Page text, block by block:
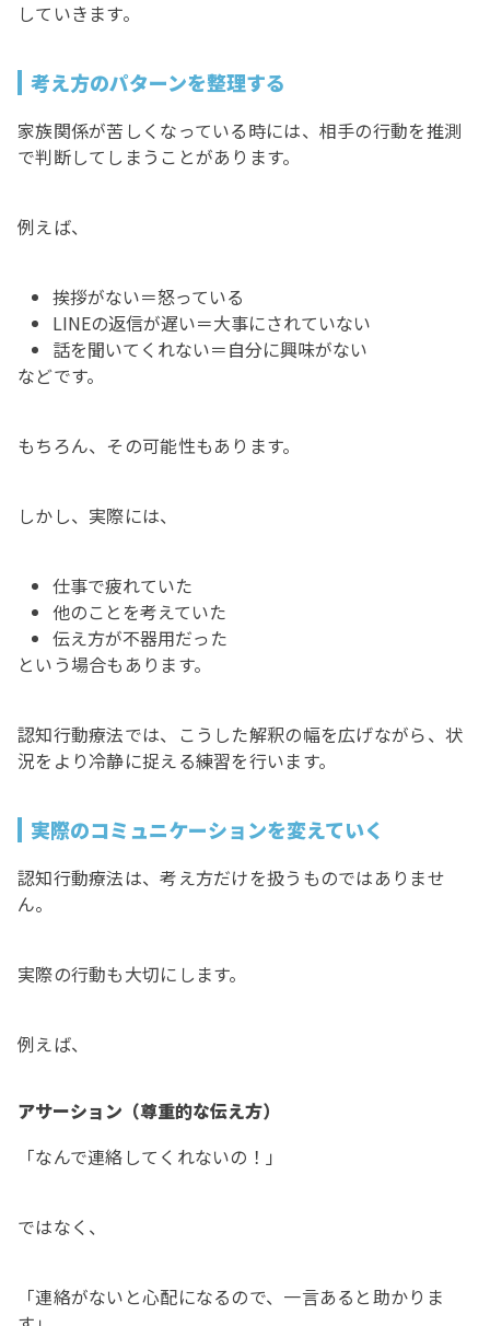
していきます。
考え方のパターンを整理する
家族関係が苦しくなっている時には、相手の行動を推測
で判断してしまうことがあります。
例えば、
挨拶がない＝怒っている
LINEの返信が遅い＝大事にされていない
話を聞いてくれない＝自分に興味がない
などです。
もちろん、その可能性もあります。
しかし、実際には、
仕事で疲れていた
他のことを考えていた
伝え方が不器用だった
という場合もあります。
認知行動療法では、こうした解釈の幅を広げながら、状
況をより冷静に捉える練習を行います。
実際のコミュニケーションを変えていく
認知行動療法は、考え方だけを扱うものではありませ
ん。
実際の行動も大切にします。
例えば、
アサーション（尊重的な伝え方）
「なんで連絡してくれないの！」
ではなく、
「連絡がないと心配になるので、一言あると助かりま